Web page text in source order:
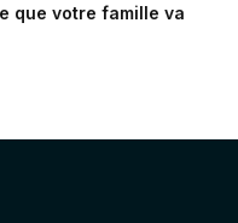
que votre famille va